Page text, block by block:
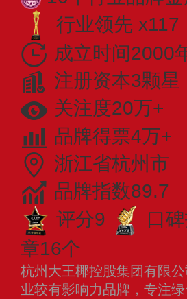
行业领先 x117
成立时间2000
注册资本3颗星
关注度20万+
品牌得票4万+
浙江省杭州市
品牌指数89.7
评分9
口
章16个
杭州大王椰控股集团有限
业较有影响力品牌，专注